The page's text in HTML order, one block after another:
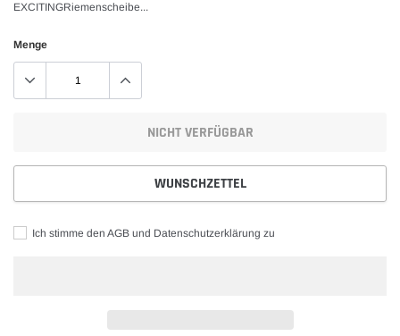
EXCITINGRiemenscheibe...
Menge
NICHT VERFÜGBAR
WUNSCHZETTEL
Ich stimme den AGB und Datenschutzerklärung zu